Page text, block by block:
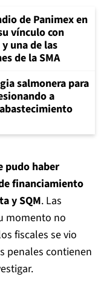
de Panimex en
vínculo con
una de las
de la SMA
salmonera para
a
pudo haber
financiamiento
y SQM. Las
momento no
fiscales se vio
penales contienen